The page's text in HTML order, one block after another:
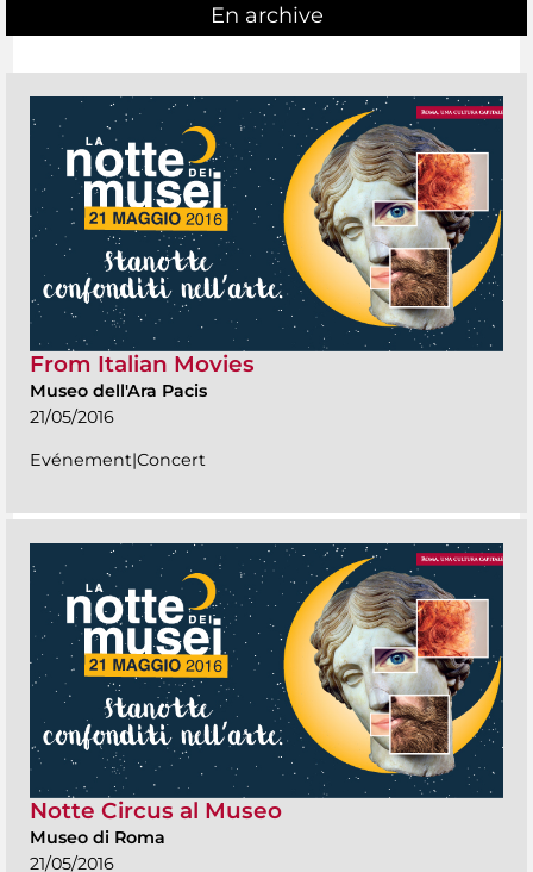
En archive
From Italian Movies
Museo dell'Ara Pacis
21/05/2016
Evénement|Concert
Notte Circus al Museo
Museo di Roma
21/05/2016